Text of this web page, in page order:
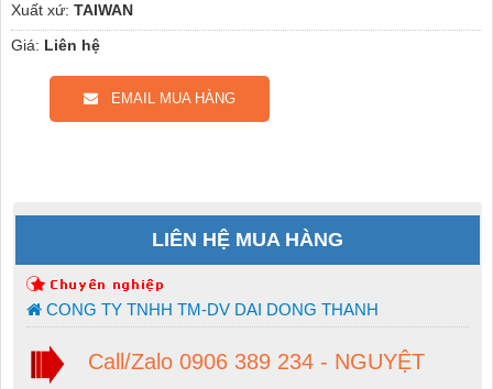
Xuất xứ: TAIWAN
Giá: Liên hệ
EMAIL MUA HÀNG
LIÊN HỆ MUA HÀNG
CONG TY TNHH TM-DV DAI DONG THANH
Call/Zalo 0906 389 234 - NGUYỆT